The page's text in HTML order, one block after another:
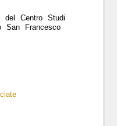
del Centro Studi
San Francesco